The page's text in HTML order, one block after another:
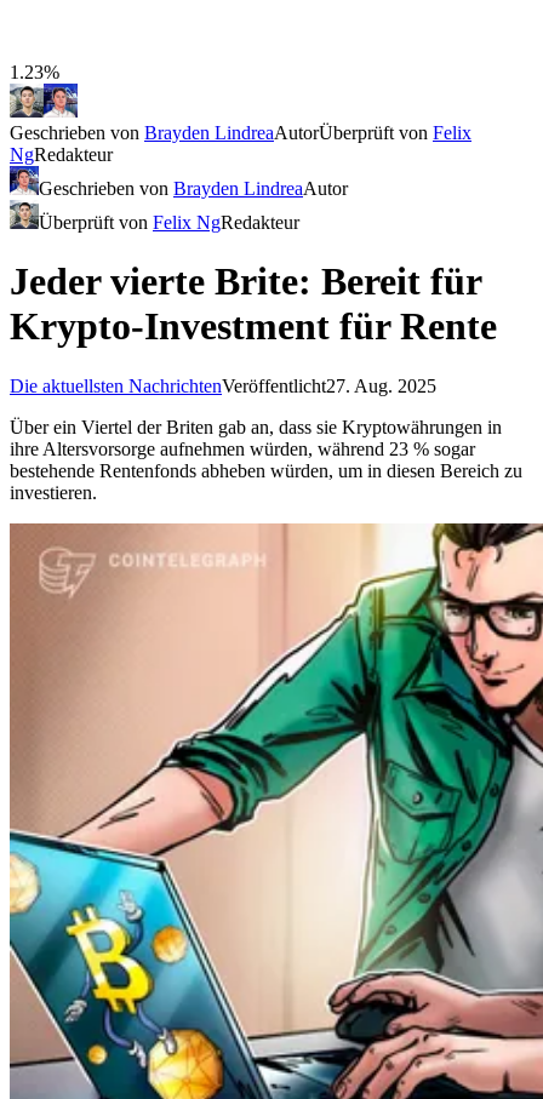
1.23%
Geschrieben von Brayden LindreaAutorÜberprüft von Felix
NgRedakteur
Geschrieben von Brayden LindreaAutor
Überprüft von Felix NgRedakteur
Jeder vierte Brite: Bereit für
Krypto-Investment für Rente
Die aktuellsten NachrichtenVeröffentlicht27. Aug. 2025
Über ein Viertel der Briten gab an, dass sie Kryptowährungen in
ihre Altersvorsorge aufnehmen würden, während 23 % sogar
bestehende Rentenfonds abheben würden, um in diesen Bereich zu
investieren.